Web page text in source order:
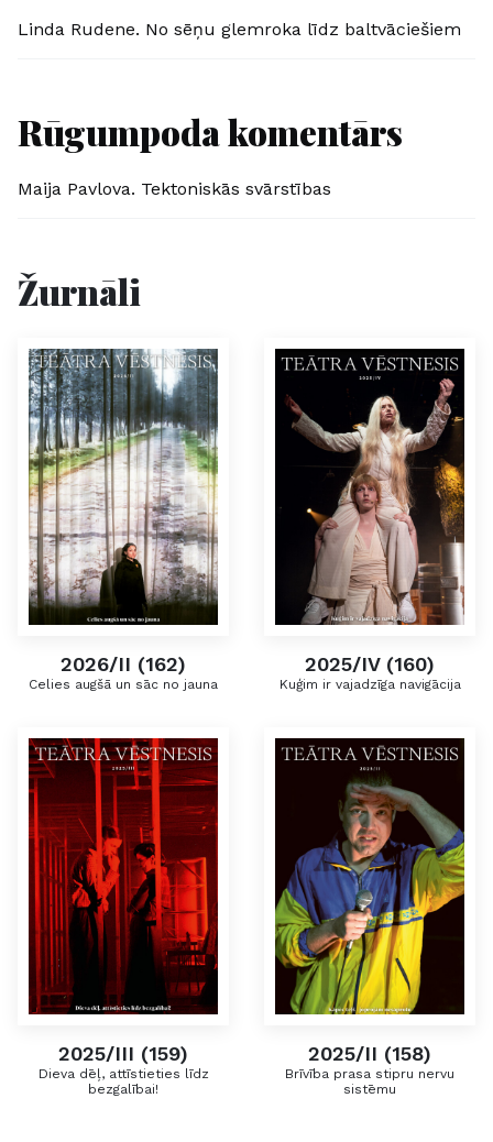
Linda Rudene. No sēņu glemroka līdz baltvāciešiem
Rūgumpoda komentārs
Maija Pavlova. Tektoniskās svārstības
Žurnāli
2026/II (162)
Celies augšā un sāc no jauna
2025/IV (160)
Kuģim ir vajadzīga navigācija
2025/III (159)
Dieva dēļ, attīstieties līdz
bezgalībai!
2025/II (158)
Brīvība prasa stipru nervu
sistēmu